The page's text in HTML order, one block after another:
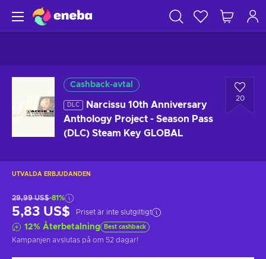
Cashback-avtal
DLC
Narcissu 10th Anniversary
Anthology Project - Season Pass
(DLC) Steam Key GLOBAL
20
UTVALDA ERBJUDANDEN
29,99 US$-81%
5,83 US$ Priset är inte slutgiltigt
12% Återbetalning Best cashback
Kampanjen avslutas på om 52 dagar!